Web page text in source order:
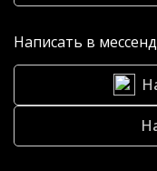
Написать в